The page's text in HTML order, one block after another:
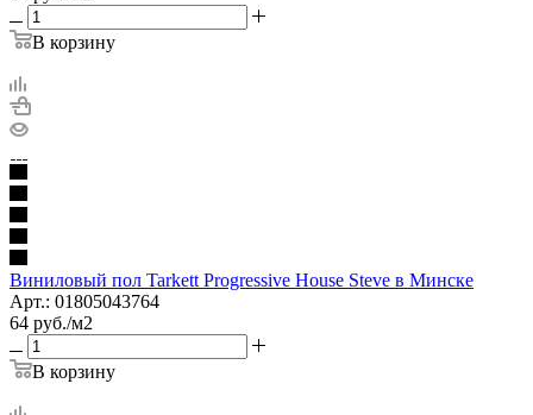
В корзину
Виниловый пол Tarkett Progressive House Steve в Минске
Арт.: 01805043764
64 руб./м2
В корзину